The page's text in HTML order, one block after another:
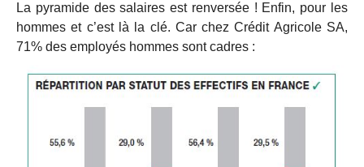
La pyramide des salaires est renversée ! Enfin, pour les
hommes et c’est là la clé. Car chez Crédit Agricole SA,
71% des employés hommes sont cadres :